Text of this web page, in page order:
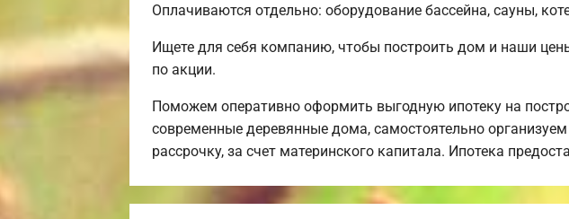
Оплачиваются отдельно: оборудование бассейна, сауны,
Ищете для себя компанию, чтобы построить дом и наши
по акции.
Поможем оперативно оформить выгодную ипотеку на
современные деревянные дома, самостоятельно
рассрочку, за счет материнского капитала. Ипотека